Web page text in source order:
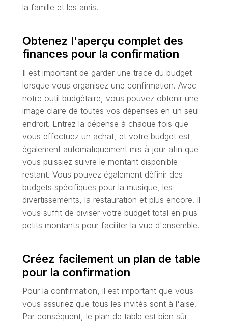
la famille et les amis.
Obtenez l'aperçu complet des
finances pour la confirmation
Il est important de garder une trace du budget
lorsque vous organisez une confirmation. Avec
notre outil budgétaire, vous pouvez obtenir une
image claire de toutes vos dépenses en un seul
endroit. Entrez la dépense à chaque fois que
vous effectuez un achat, et votre budget est
également automatiquement mis à jour afin que
vous puissiez suivre le montant disponible
restant. Vous pouvez également définir des
budgets spécifiques pour la musique, les
divertissements, la restauration et plus encore. Il
vous suffit de diviser votre budget total en plus
petits montants pour faciliter la vue d'ensemble.
Créez facilement un plan de table
pour la confirmation
Pour la confirmation, il est important que vous
vous assuriez que tous les invités sont à l'aise.
Par conséquent, le plan de table est bien sûr